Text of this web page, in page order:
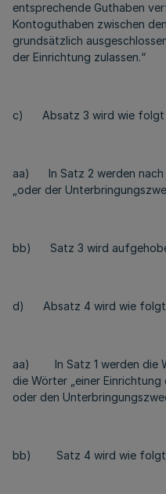
entsprechende Guthaben
Kontoguthaben zwischen
grundsätzlich
der Einrichtung zulassen.“
c) Absatz 3 wird wie folgt
aa) In Satz 2 werden nach
„oder der
bb) Satz 3 wird
d) Absatz 4 wird wie folgt
aa) In Satz 1 werden die
die Wörter „einer
oder den
bb) Satz 4 wird wie folgt